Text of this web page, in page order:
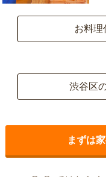
お料理
渋谷区
まずは